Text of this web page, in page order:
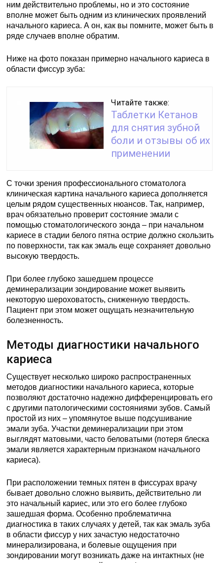
ним действительно проблемы, но и это состояние
вполне может быть одним из клинических проявлений
начального кариеса. А он, как вы помните, может быть в
ряде случаев вполне обратим.
Ниже на фото показан примерно начального кариеса в
области фиссур зуба:
Читайте также:
Таблетки Кетанов
для снятия зубной
боли и отзывы об их
применении
С точки зрения профессионального стоматолога
клиническая картина начального кариеса дополняется
целым рядом существенных нюансов. Так, например,
врач обязательно проверит состояние эмали с
помощью стоматологического зонда – при начальном
кариесе в стадии белого пятна острие должно скользить
по поверхности, так как эмаль еще сохраняет довольно
высокую твердость.
При более глубоко зашедшем процессе
деминерализации зондирование может выявить
некоторую шероховатость, сниженную твердость.
Пациент при этом может ощущать незначительную
болезненность.
Методы диагностики начального
кариеса
Существует несколько широко распространенных
методов диагностики начального кариеса, которые
позволяют достаточно надежно дифференцировать его
с другими патологическими состояниями зубов. Самый
простой из них – упомянутое выше подсушивание
эмали зуба. Участки деминерализации при этом
выглядят матовыми, часто беловатыми (потеря блеска
эмали является характерным признаком начального
кариеса).
При расположении темных пятен в фиссурах врачу
бывает довольно сложно выявить, действительно ли
это начальный кариес, или это его более глубоко
зашедшая форма. Особенно проблематична
диагностика в таких случаях у детей, так как эмаль зуба
в области фиссур у них зачастую недостаточно
минерализирована, и болевые ощущения при
зондировании могут возникать даже на интактных (не